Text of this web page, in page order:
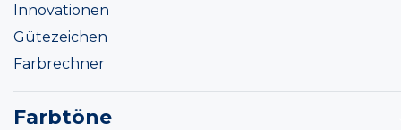
Innovationen
Gütezeichen
Farbrechner
Farbtöne